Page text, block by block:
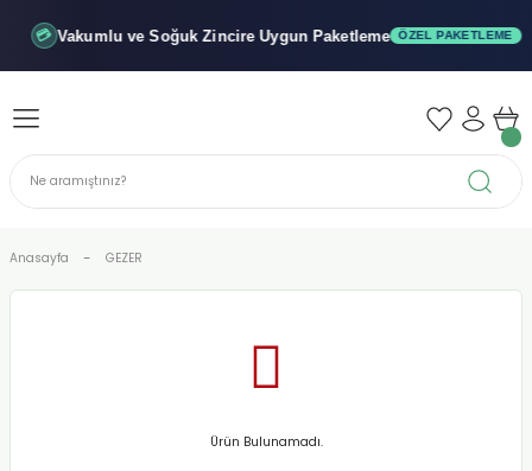
💳 Vakumlu ve SoğukZincire Uygun Paketleme ÖZEL PAKETLEME
Geri Dön
Geri Dön
Geri Dön
Anasayfa GEZER
Ürün Bulunamadı.